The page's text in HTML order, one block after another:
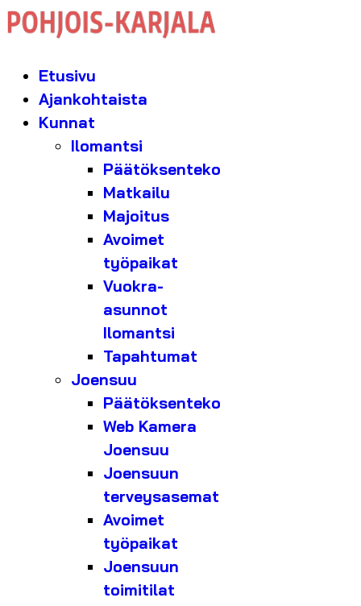
Etusivu
Ajankohtaista
Kunnat
Ilomantsi
Päätöksenteko
Matkailu
Majoitus
Avoimet
työpaikat
Vuokra-
asunnot
Ilomantsi
Tapahtumat
Joensuu
Päätöksenteko
Web Kamera
Joensuu
Joensuun
terveysasemat
Avoimet
työpaikat
Joensuun
toimitilat